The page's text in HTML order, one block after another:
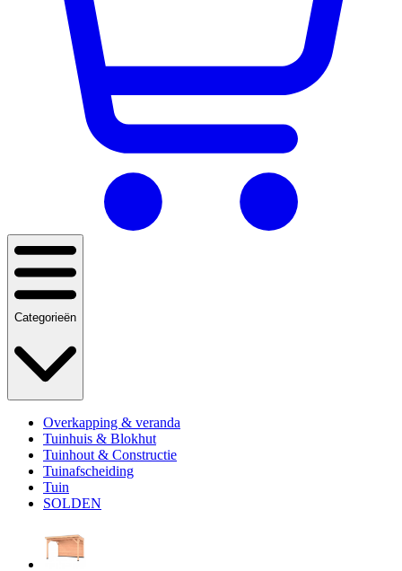
Categorieën
Overkapping & veranda
Tuinhuis & Blokhut
Tuinhout & Constructie
Tuinafscheiding
Tuin
SOLDEN